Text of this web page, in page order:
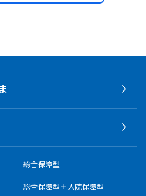
総合保障型
総合保障型＋入院保障型